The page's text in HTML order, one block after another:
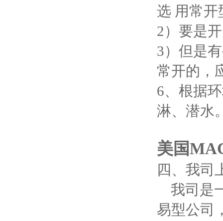
选 用常开
2）要是
3）但是
常开的，
6、根据
淋、潜水
美国
四、我司
我司是
易型公司